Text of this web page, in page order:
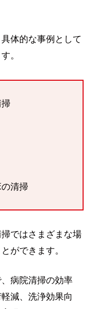
体的な事例として
。
清掃
ではさまざまな場
ができます。
病院清掃の効率
減、洗浄効果向